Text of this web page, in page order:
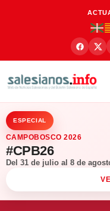
ESPECIAL
CAMPOBOSCO 2026
#CPB26
Del 31 de julio al 8 de